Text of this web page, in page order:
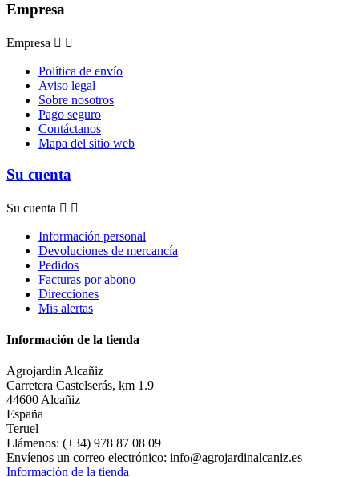
Empresa
Empresa  
Política de envío
Aviso legal
Sobre nosotros
Pago seguro
Contáctanos
Mapa del sitio web
Su cuenta
Su cuenta  
Información personal
Devoluciones de mercancía
Pedidos
Facturas por abono
Direcciones
Mis alertas
Información de la tienda
Agrojardín Alcañiz
Carretera Castelserás, km 1.9
44600 Alcañiz
España
Teruel
Llámenos: (+34) 978 87 08 09
Envíenos un correo electrónico: info@agrojardinalcaniz.es
Información de la tienda